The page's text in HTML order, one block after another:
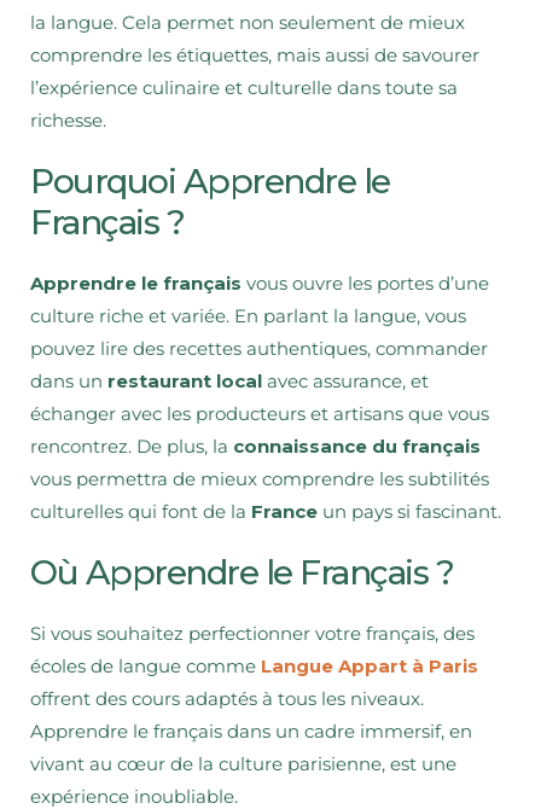
la langue. Cela permet non seulement de mieux
comprendre les étiquettes, mais aussi de savourer
l’expérience culinaire et culturelle dans toute sa
richesse.
Pourquoi Apprendre le
Français ?
Apprendre le français vous ouvre les portes d’une
culture riche et variée. En parlant la langue, vous
pouvez lire des recettes authentiques, commander
dans un restaurant local avec assurance, et
échanger avec les producteurs et artisans que vous
rencontrez. De plus, la connaissance du français
vous permettra de mieux comprendre les subtilités
culturelles qui font de la France un pays si fascinant.
Où Apprendre le Français ?
Si vous souhaitez perfectionner votre français, des
écoles de langue comme Langue Appart à Paris
offrent des cours adaptés à tous les niveaux.
Apprendre le français dans un cadre immersif, en
vivant au cœur de la culture parisienne, est une
expérience inoubliable.